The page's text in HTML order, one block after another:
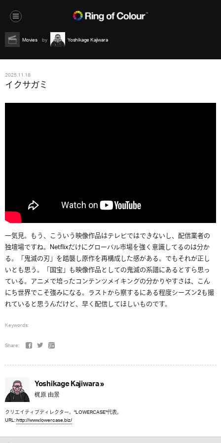
Movies Yoshikage Kajiwara
2025.11.18
イクサガミ
一気見。もう、こういう映像作品はテレビではできないし、配信業者の
独壇場ですね。Netflixだけにグローバル市場を強く意識してるのは分か
る。「鬼滅の刃」を踏襲し原作を再構成した感がある。でもそれが正し
いとも思う。「国宝」も映像作品としての鬼滅の系譜にあるとすら思っ
ている。アニメで培ったコンテンツメイキングの分かりやすさは、こん
にち世界でこそ強みになる。ラストから察するにある程度シーズン2も撮
れていると思うんだけど、早く配信してほしいものです。
Keywords:
Share:
Yoshikage Kajiwara »
梶原 由景
クリエイティブディレクター。"LOWERCASE"代表。
URL:http://www.lowercase.biz/